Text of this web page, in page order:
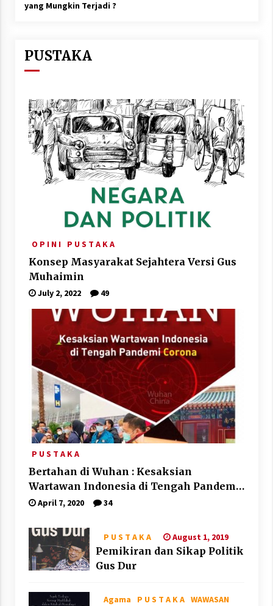
yang Mungkin Terjadi ?
PUSTAKA
O P I N I P U S T A K A
Konsep Masyarakat Sejahtera Versi Gus
Muhaimin
July 2, 2022 49
P U S T A K A
Bertahan di Wuhan : Kesaksian
Wartawan Indonesia di Tengah Pandemi
Corona
April 7, 2020 34
P U S T A K A August 1, 2019
Pemikiran dan Sikap Politik
Gus Dur
Agama P U S T A K A WAWASAN